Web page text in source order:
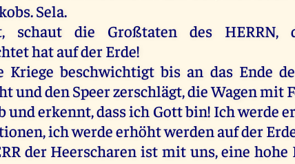
.Sela.
, schaut die Großtaten des HERRN,
hataufderErde!
Kriege beschwichtigtbis an das Ende
undden Speerzerschlägt,dieWagenmit
underkennt, dassich Gottbin! Ichwerde
ichwerdeerhöhtwerdenaufder
der Heerscharen ist mit uns,eine hohe